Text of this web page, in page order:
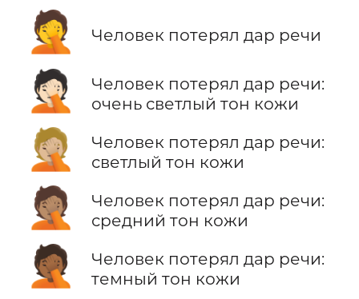
🤦 Человек потерял дар речи
🤦🏻
Человек потерял дар речи:
очень светлый тон кожи
🤦🏼
Человек потерял дар речи:
светлый тон кожи
🤦🏽
Человек потерял дар речи:
средний тон кожи
🤦🏾
Человек потерял дар речи:
темный тон кожи